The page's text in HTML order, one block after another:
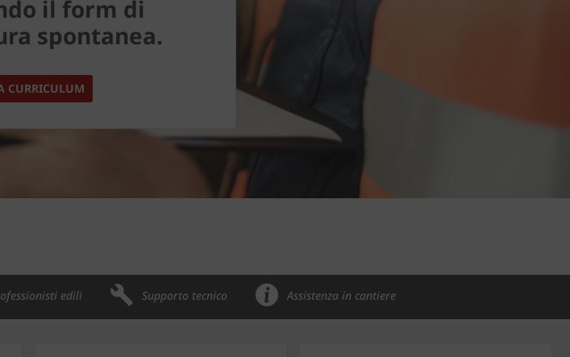
il form di
spontanea.
CURRICULUM
edili Supporto tecnico Assistenza in cantiere